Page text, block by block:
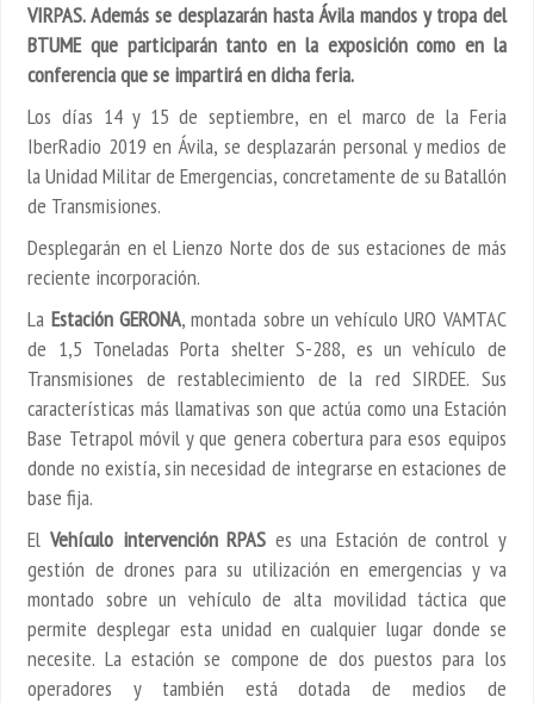
VIRPAS. Además se desplazarán hasta Ávila mandos y tropa del
BTUME que participarán tanto en la exposición como en la
conferencia que se impartirá en dicha feria.
Los días 14 y 15 de septiembre, en el marco de la Feria
IberRadio 2019 en Ávila, se desplazarán personal y medios de
la Unidad Militar de Emergencias, concretamente de su Batallón
de Transmisiones.
Desplegarán en el Lienzo Norte dos de sus estaciones de más
reciente incorporación.
La Estación GERONA, montada sobre un vehículo URO VAMTAC
de 1,5 Toneladas Porta shelter S-288, es un vehículo de
Transmisiones de restablecimiento de la red SIRDEE. Sus
características más llamativas son que actúa como una Estación
Base Tetrapol móvil y que genera cobertura para esos equipos
donde no existía, sin necesidad de integrarse en estaciones de
base fija.
El Vehículo intervención RPAS es una Estación de control y
gestión de drones para su utilización en emergencias y va
montado sobre un vehículo de alta movilidad táctica que
permite desplegar esta unidad en cualquier lugar donde se
necesite. La estación se compone de dos puestos para los
operadores y también está dotada de medios de